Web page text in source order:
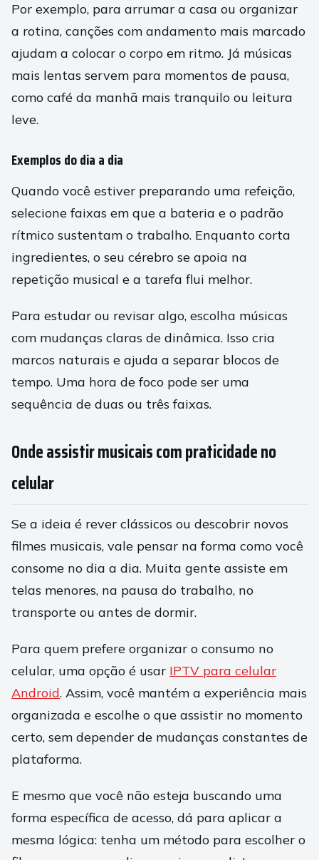
Por exemplo, para arrumar a casa ou organizar
a rotina, canções com andamento mais marcado
ajudam a colocar o corpo em ritmo. Já músicas
mais lentas servem para momentos de pausa,
como café da manhã mais tranquilo ou leitura
leve.
Exemplos do dia a dia
Quando você estiver preparando uma refeição,
selecione faixas em que a bateria e o padrão
rítmico sustentam o trabalho. Enquanto corta
ingredientes, o seu cérebro se apoia na
repetição musical e a tarefa flui melhor.
Para estudar ou revisar algo, escolha músicas
com mudanças claras de dinâmica. Isso cria
marcos naturais e ajuda a separar blocos de
tempo. Uma hora de foco pode ser uma
sequência de duas ou três faixas.
Onde assistir musicais com praticidade no
celular
Se a ideia é rever clássicos ou descobrir novos
filmes musicais, vale pensar na forma como você
consome no dia a dia. Muita gente assiste em
telas menores, na pausa do trabalho, no
transporte ou antes de dormir.
Para quem prefere organizar o consumo no
celular, uma opção é usar IPTV para celular
Android. Assim, você mantém a experiência mais
organizada e escolhe o que assistir no momento
certo, sem depender de mudanças constantes de
plataforma.
E mesmo que você não esteja buscando uma
forma específica de acesso, dá para aplicar a
mesma lógica: tenha um método para escolher o